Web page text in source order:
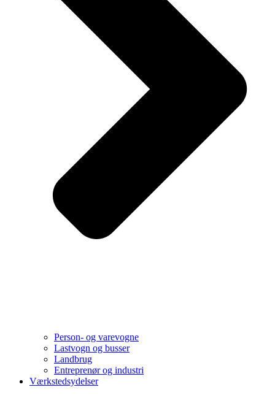
Person- og varevogne
Lastvogn og busser
Landbrug
Entreprenør og industri
Værkstedsydelser